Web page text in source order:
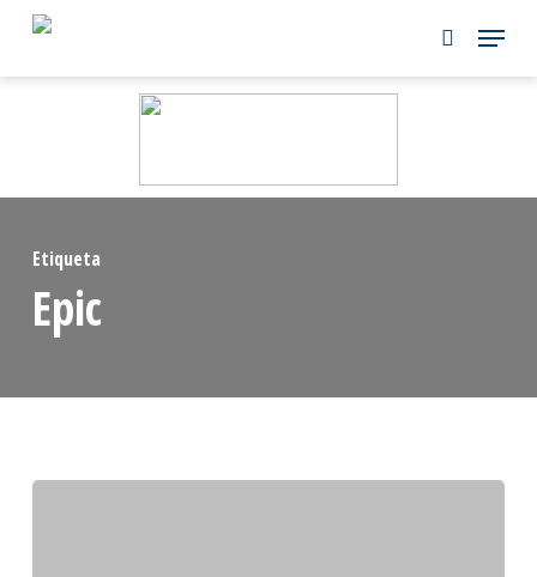
Skip
Etiqueta
Epic